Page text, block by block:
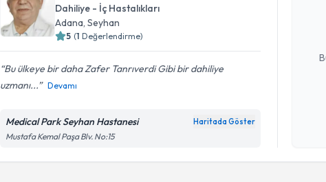
Dahiliye - İç Hastalıkları
Adana , Seyhan
5 (1 Değerlendirme)
Bu ülkeye bir daha Zafer Tanrıverdi Gibi bir dahiliye
uzmanı...
Devamı
Medical Park Seyhan Hastanesi Haritada Göster
Mustafa Kemal Paşa Blv. No:15